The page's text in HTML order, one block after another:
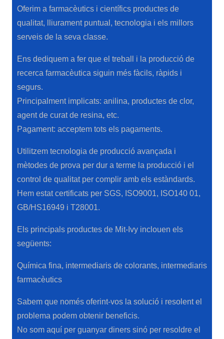
Oferim a farmacèutics i científics productes de
qualitat, lliurament puntual, tecnologia i els millors
serveis de la seva classe.
Ens dediquem a fer que el treball i la producció de
recerca farmacèutica siguin més fàcils, ràpids i
segurs.
Principalment implicats: anilina, productes de clor,
agent de curat de resina, etc.
Pagament: acceptem tots els pagaments.
Utilitzem tecnologia de producció avançada i
mètodes de prova per dur a terme la producció i el
control de qualitat per complir amb els estàndards.
Hem estat certificats per SGS, ISO9001, ISO140 01,
GB/HS16949 i T28001.
Els principals productes de Mit-Ivy inclouen els
següents:
Química fina, intermediaris de colorants, intermediaris
farmacèutics
Sabem que només oferint-vos la solució i resolent el
problema podem obtenir beneficis.
No som aquí per guanyar diners sinó per resoldre el